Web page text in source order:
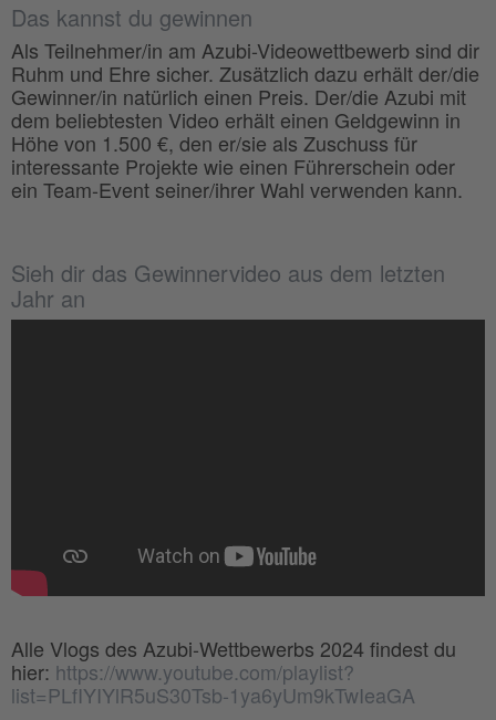
Das kannst du gewinnen
Als Teilnehmer/in am Azubi-Videowettbewerb sind dir
Ruhm und Ehre sicher. Zusätzlich dazu erhält der/die
Gewinner/in natürlich einen Preis. Der/die Azubi mit
dem beliebtesten Video erhält einen Geldgewinn in
Höhe von 1.500 €, den er/sie als Zuschuss für
interessante Projekte wie einen Führerschein oder
ein Team-Event seiner/ihrer Wahl verwenden kann.
Sieh dir das Gewinnervideo aus dem letzten
Jahr an
Alle Vlogs des Azubi-Wettbewerbs 2024 findest du
hier: https://www.youtube.com/playlist?
list=PLfIYIYlR5uS30Tsb-1ya6yUm9kTwIeaGA